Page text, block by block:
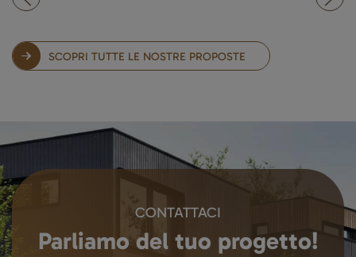
SCOPRI TUTTE LE NOSTRE PROPOSTE
CONTATTACI
Parliamo del tuo progetto!